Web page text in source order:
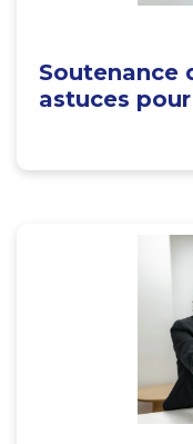
Soutenance
astuces